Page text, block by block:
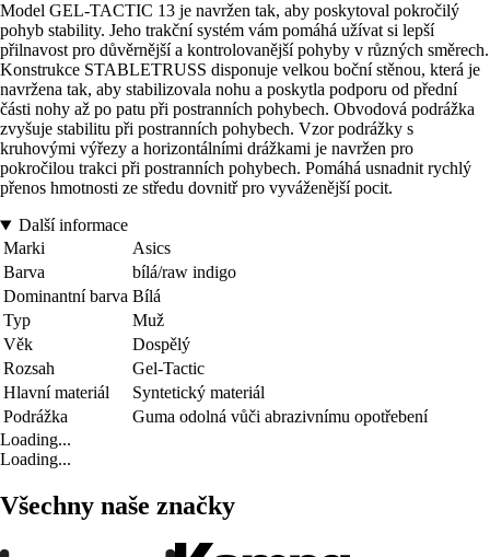
Model GEL-TACTIC 13 je navržen tak, aby poskytoval pokročilý
pohyb stability. Jeho trakční systém vám pomáhá užívat si lepší
přilnavost pro důvěrnější a kontrolovanější pohyby v různých směrech.
Konstrukce STABLETRUSS disponuje velkou boční stěnou, která je
navržena tak, aby stabilizovala nohu a poskytla podporu od přední
části nohy až po patu při postranních pohybech. Obvodová podrážka
zvyšuje stabilitu při postranních pohybech. Vzor podrážky s
kruhovými výřezy a horizontálními drážkami je navržen pro
pokročilou trakci při postranních pohybech. Pomáhá usnadnit rychlý
přenos hmotnosti ze středu dovnitř pro vyváženější pocit.
Další informace
Marki
Asics
Barva
bílá/raw indigo
Dominantní barva Bílá
Typ
Muž
Věk
Dospělý
Rozsah
Gel-Tactic
Hlavní materiál
Syntetický materiál
Podrážka
Guma odolná vůči abrazivnímu opotřebení
Loading...
Loading...
Všechny naše značky